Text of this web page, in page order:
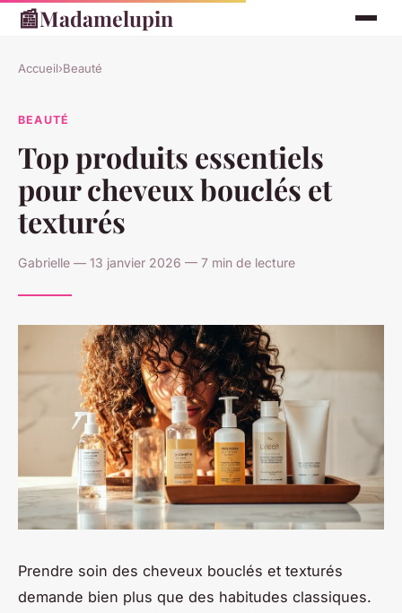
📰Madamelupin
Accueil›Beauté
BEAUTÉ
Top produits essentiels
pour cheveux bouclés et
texturés
Gabrielle — 13 janvier 2026 — 7 min de lecture
Prendre soin des cheveux bouclés et texturés
demande bien plus que des habitudes classiques.